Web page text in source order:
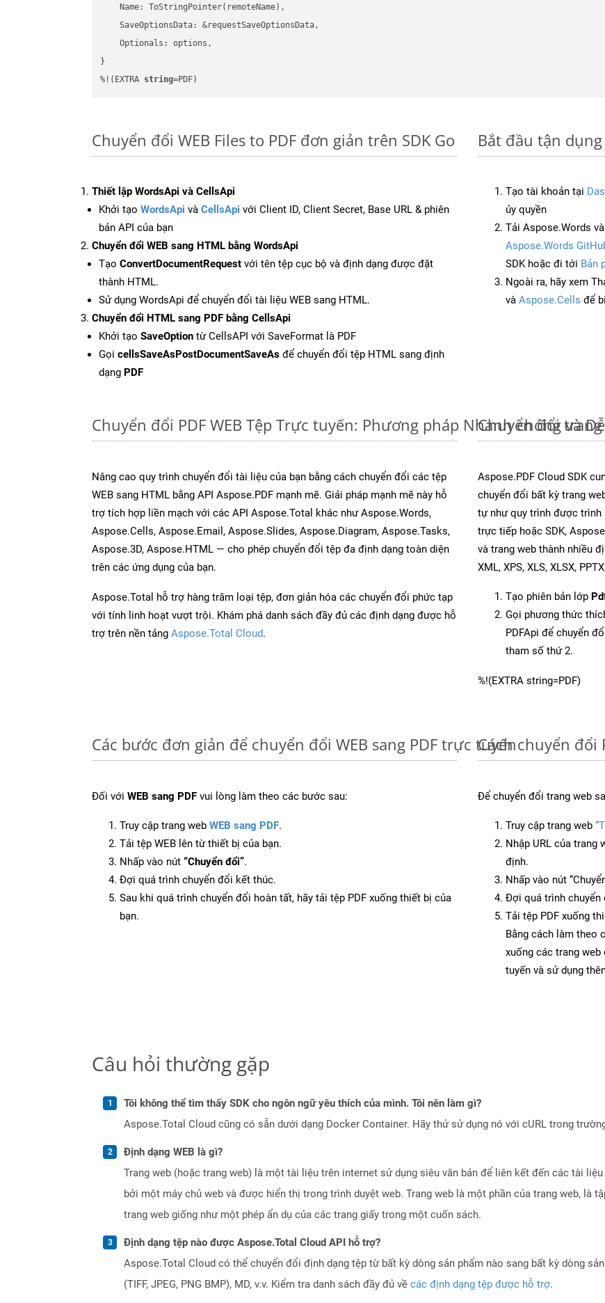
    Name: ToStringPointer(remoteName),
    SaveOptionsData: &requestSaveOptionsData,
    Optionals: options,
}
%!(EXTRA string=PDF)
Chuyển đổi WEB Files to PDF đơn giản trên SDK Go
Thiết lập WordsApi và CellsApi
Khởi tạo WordsApi và CellsApi với Client ID, Client Secret, Base URL & phiên
bản API của bạn
Chuyển đổi WEB sang HTML bằng WordsApi
Tạo ConvertDocumentRequest với tên tệp cục bộ và định dạng được đặt
thành HTML.
Sử dụng WordsApi để chuyển đổi tài liệu WEB sang HTML.
Chuyển đổi HTML sang PDF bằng CellsApi
Khởi tạo SaveOption từ CellsAPI với SaveFormat là PDF
Gọi cellsSaveAsPostDocumentSaveAs để chuyển đổi tệp HTML sang định
dạng PDF
Bắt đầu tận dụng
Tạo tài khoản tại
ủy quyền
Tải Aspose.Words
Aspose.Words
SDK hoặc đi tới Bản
Ngoài ra, hãy xem
và Aspose.Cells để
Chuyển đổi PDF WEB Tệp Trực tuyến: Phương pháp Nhanh chóng và
Nâng cao quy trình chuyển đổi tài liệu của bạn bằng cách chuyển đổi các tệp
WEB sang HTML bằng API Aspose.PDF mạnh mẽ. Giải pháp mạnh mẽ này hỗ
trợ tích hợp liền mạch với các API Aspose.Total khác như Aspose.Words,
Aspose.Cells, Aspose.Email, Aspose.Slides, Aspose.Diagram, Aspose.Tasks,
Aspose.3D, Aspose.HTML — cho phép chuyển đổi tệp đa định dạng toàn diện
trên các ứng dụng của bạn.
Aspose.Total hỗ trợ hàng trăm loại tệp, đơn giản hóa các chuyển đổi phức tạp
với tính linh hoạt vượt trội. Khám phá danh sách đầy đủ các định dạng được hỗ
trợ trên nền tảng Aspose.Total Cloud.
Chuyển đổi
Aspose.PDF Cloud SDK
chuyển đổi bất kỳ trang
tự như quy trình được trình
trực tiếp hoặc SDK,
và trang web thành nhiều
XML, XPS, XLS, XLSX,
Tạo phiên bản lớp
Gọi phương thức
PDFApi để chuyển
tham số thứ 2.
%!(EXTRA string=PDF)
Các bước đơn giản để chuyển đổi WEB sang PDF trực tuyến
Đối với WEB sang PDF vui lòng làm theo các bước sau:
Truy cập trang web WEB sang PDF.
Tải tệp WEB lên từ thiết bị của bạn.
Nhấp vào nút “Chuyển đổi”.
Đợi quá trình chuyển đổi kết thúc.
Sau khi quá trình chuyển đổi hoàn tất, hãy tải tệp PDF xuống thiết bị của
bạn.
Cách chuyển đổi
Để chuyển đổi trang web
Truy cập trang web
Nhập URL của trang
định.
Nhấp vào nút
Đợi quá trình chuyển
Tải tệp PDF xuống
Bằng cách làm theo
xuống các trang web
tuyến và sử dụng
Câu hỏi thường gặp
Tôi không thể tìm thấy SDK cho ngôn ngữ yêu thích của mình. Tôi nên làm gì?
Aspose.Total Cloud cũng có sẵn dưới dạng Docker Container. Hãy thử sử dụng nó với cURL trong
Định dạng WEB là gì?
Trang web (hoặc trang web) là một tài liệu trên internet sử dụng siêu văn bản để liên kết đến các tài
bởi một máy chủ web và được hiển thị trong trình duyệt web. Trang web là một phần của trang web, là
trang web giống như một phép ẩn dụ của các trang giấy trong một cuốn sách.
Định dạng tệp nào được Aspose.Total Cloud API hỗ trợ?
Aspose.Total Cloud có thể chuyển đổi định dạng tệp từ bất kỳ dòng sản phẩm nào sang bất kỳ dòng sản
(TIFF, JPEG, PNG BMP), MD, v.v. Kiểm tra danh sách đầy đủ về các định dạng tệp được hỗ trợ.